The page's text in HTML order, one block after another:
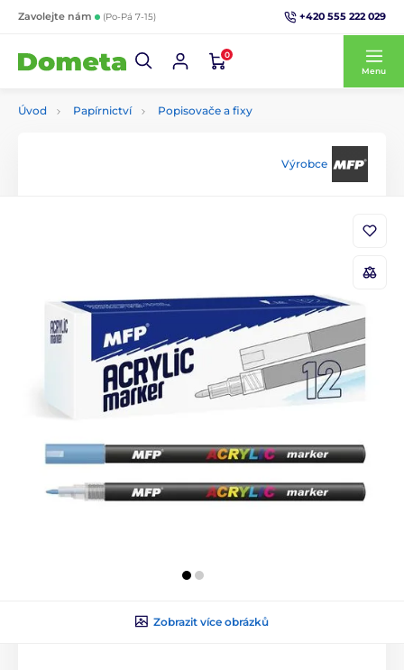
Zavolejte nám (Po-Pá 7-15) +420 555 222 029
0
Menu
Úvod Papírnictví Popisovače a fixy
Výrobce
Zobrazit více obrázků